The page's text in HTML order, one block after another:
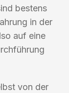
bestens
in der
auf eine
von der